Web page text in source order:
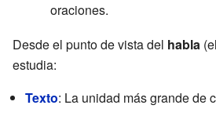
oraciones.
Desde el punto de vista del habla
estudia:
Texto: La unidad más grande de